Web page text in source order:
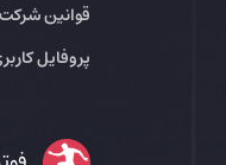
قوانین
پروفایل